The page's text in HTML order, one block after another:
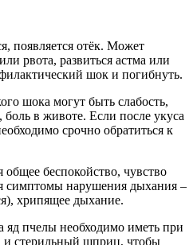
появляется отёк. Может
рвота, развиться астма или
шок и погибнуть.
шока могут быть слабость,
боль в животе. Если после укуса
срочно обратиться к
беспокойство, чувство
симптомы нарушения дыхания –
хрипящее дыхание.
яд пчелы необходимо иметь при
и стерильный шприц, чтобы